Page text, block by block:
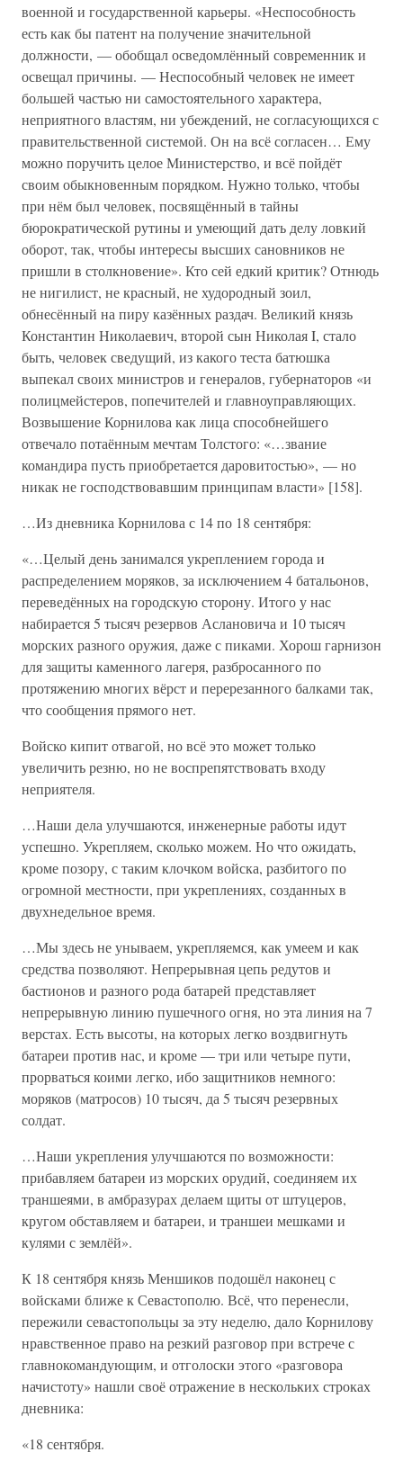
военной и государственной карьеры. «Неспособность
есть как бы патент на получение значительной
должности, — обобщал осведомлённый современник и
освещал причины. — Неспособный человек не имеет
большей частью ни самостоятельного характера,
неприятного властям, ни убеждений, не согласующихся с
правительственной системой. Он на всё согласен… Ему
можно поручить целое Министерство, и всё пойдёт
своим обыкновенным порядком. Нужно только, чтобы
при нём был человек, посвящённый в тайны
бюрократической рутины и умеющий дать делу ловкий
оборот, так, чтобы интересы высших сановников не
пришли в столкновение». Кто сей едкий критик? Отнюдь
не нигилист, не красный, не худородный зоил,
обнесённый на пиру казённых раздач. Великий князь
Константин Николаевич, второй сын Николая I, стало
быть, человек сведущий, из какого теста батюшка
выпекал своих министров и генералов, губернаторов «и
полицмейстеров, попечителей и главноуправляющих.
Возвышение Корнилова как лица способнейшего
отвечало потаённым мечтам Толстого: «…звание
командира пусть приобретается даровитостью», — но
никак не господствовавшим принципам власти» [158].
…Из дневника Корнилова с 14 по 18 сентября:
«…Целый день занимался укреплением города и
распределением моряков, за исключением 4 батальонов,
переведённых на городскую сторону. Итого у нас
набирается 5 тысяч резервов Аслановича и 10 тысяч
морских разного оружия, даже с пиками. Хорош гарнизон
для защиты каменного лагеря, разбросанного по
протяжению многих вёрст и перерезанного балками так,
что сообщения прямого нет.
Войско кипит отвагой, но всё это может только
увеличить резню, но не воспрепятствовать входу
неприятеля.
…Наши дела улучшаются, инженерные работы идут
успешно. Укрепляем, сколько можем. Но что ожидать,
кроме позору, с таким клочком войска, разбитого по
огромной местности, при укреплениях, созданных в
двухнедельное время.
…Мы здесь не унываем, укрепляемся, как умеем и как
средства позволяют. Непрерывная цепь редутов и
бастионов и разного рода батарей представляет
непрерывную линию пушечного огня, но эта линия на 7
верстах. Есть высоты, на которых легко воздвигнуть
батареи против нас, и кроме — три или четыре пути,
прорваться коими легко, ибо защитников немного:
моряков (матросов) 10 тысяч, да 5 тысяч резервных
солдат.
…Наши укрепления улучшаются по возможности:
прибавляем батареи из морских орудий, соединяем их
траншеями, в амбразурах делаем щиты от штуцеров,
кругом обставляем и батареи, и траншеи мешками и
кулями с землёй».
К 18 сентября князь Меншиков подошёл наконец с
войсками ближе к Севастополю. Всё, что перенесли,
пережили севастопольцы за эту неделю, дало Корнилову
нравственное право на резкий разговор при встрече с
главнокомандующим, и отголоски этого «разговора
начистоту» нашли своё отражение в нескольких строках
дневника:
«18 сентября.